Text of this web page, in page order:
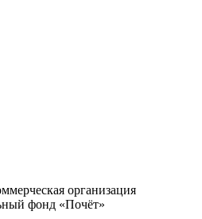
организация
фонд «Почёт»